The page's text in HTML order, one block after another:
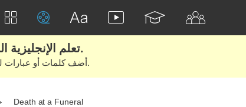
تعلم الإنجليزية الحقيقية من الأفلام والكتب.
أضف كلمات أو عبارات للتعلم والتدريب مع متعلمين آخرين.
Death at a Funeral